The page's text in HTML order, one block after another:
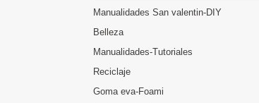
Manualidades San valentin-DIY
Belleza
Manualidades-Tutoriales
Reciclaje
Goma eva-Foami